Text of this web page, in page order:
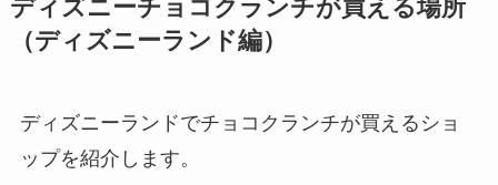
ディズニーチョコクランチが買える場所
（ディズニーランド編）
ディズニーランドでチョコクランチが買えるショ
ップを紹介します。